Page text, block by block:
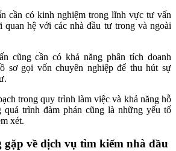
cần có kinh nghiệm trong lĩnh vực tư vấn
hệ với các nhà đầu tư trong và ngoài
cũng cần có khả năng phân tích doanh
sơ gọi vốn chuyên nghiệp để thu hút sự
trong quy trình làm việc và khả năng hỗ
quá trình đàm phán cũng là những yếu tố
xét.
gặp về dịch vụ tìm kiếm nhà đầu